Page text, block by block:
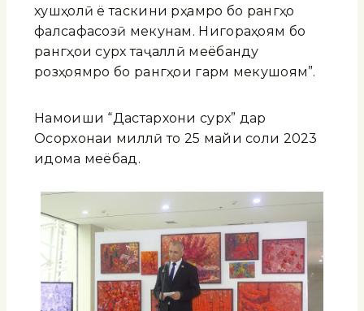
хушҳолӣ ё таскини рӯҳамро бо рангҳо
фалсафасозӣ мекунам. Нигораҳоям бо
рангҳои сурх таҷаллӣ меёбанду
розҳоямро бо рангҳои гарм мекушоям”.
Намоиши “Дастархони сурх” дар
Осорхонаи миллӣ то 25 майи соли 2023
идома меёбад.